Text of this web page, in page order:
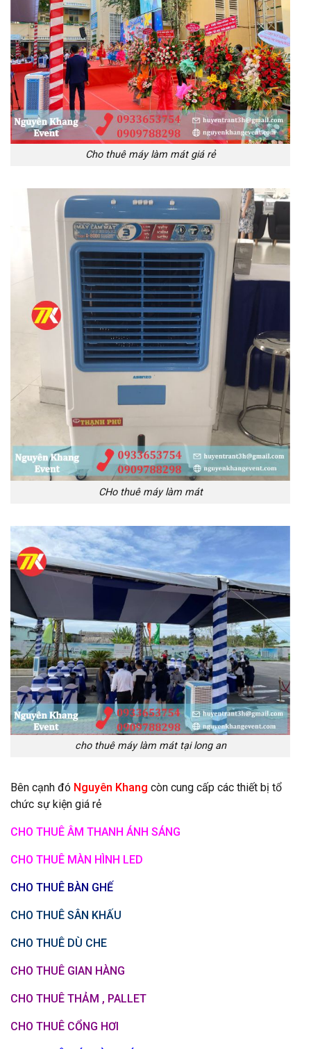
Cho thuê máy làm mát giá rẻ
CHo thuê máy làm mát
cho thuê máy làm mát tại long an
Bên cạnh đó Nguyên Khang còn cung cấp các thiết bị tổ
chức sự kiện giá rẻ
CHO THUÊ ÂM THANH ÁNH SÁNG
CHO THUÊ MÀN HÌNH LED
CHO THUÊ BÀN GHẾ
CHO THUÊ SÂN KHẤU
CHO THUÊ DÙ CHE
CHO THUÊ GIAN HÀNG
CHO THUÊ THẢM , PALLET
CHO THUÊ CỔNG HƠI